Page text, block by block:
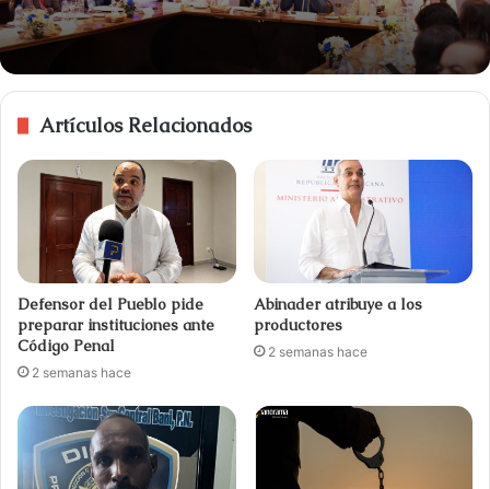
Artículos Relacionados
Defensor del Pueblo pide
preparar instituciones ante
Código Penal
2 semanas hace
Abinader atribuye a los
productores
2 semanas hace